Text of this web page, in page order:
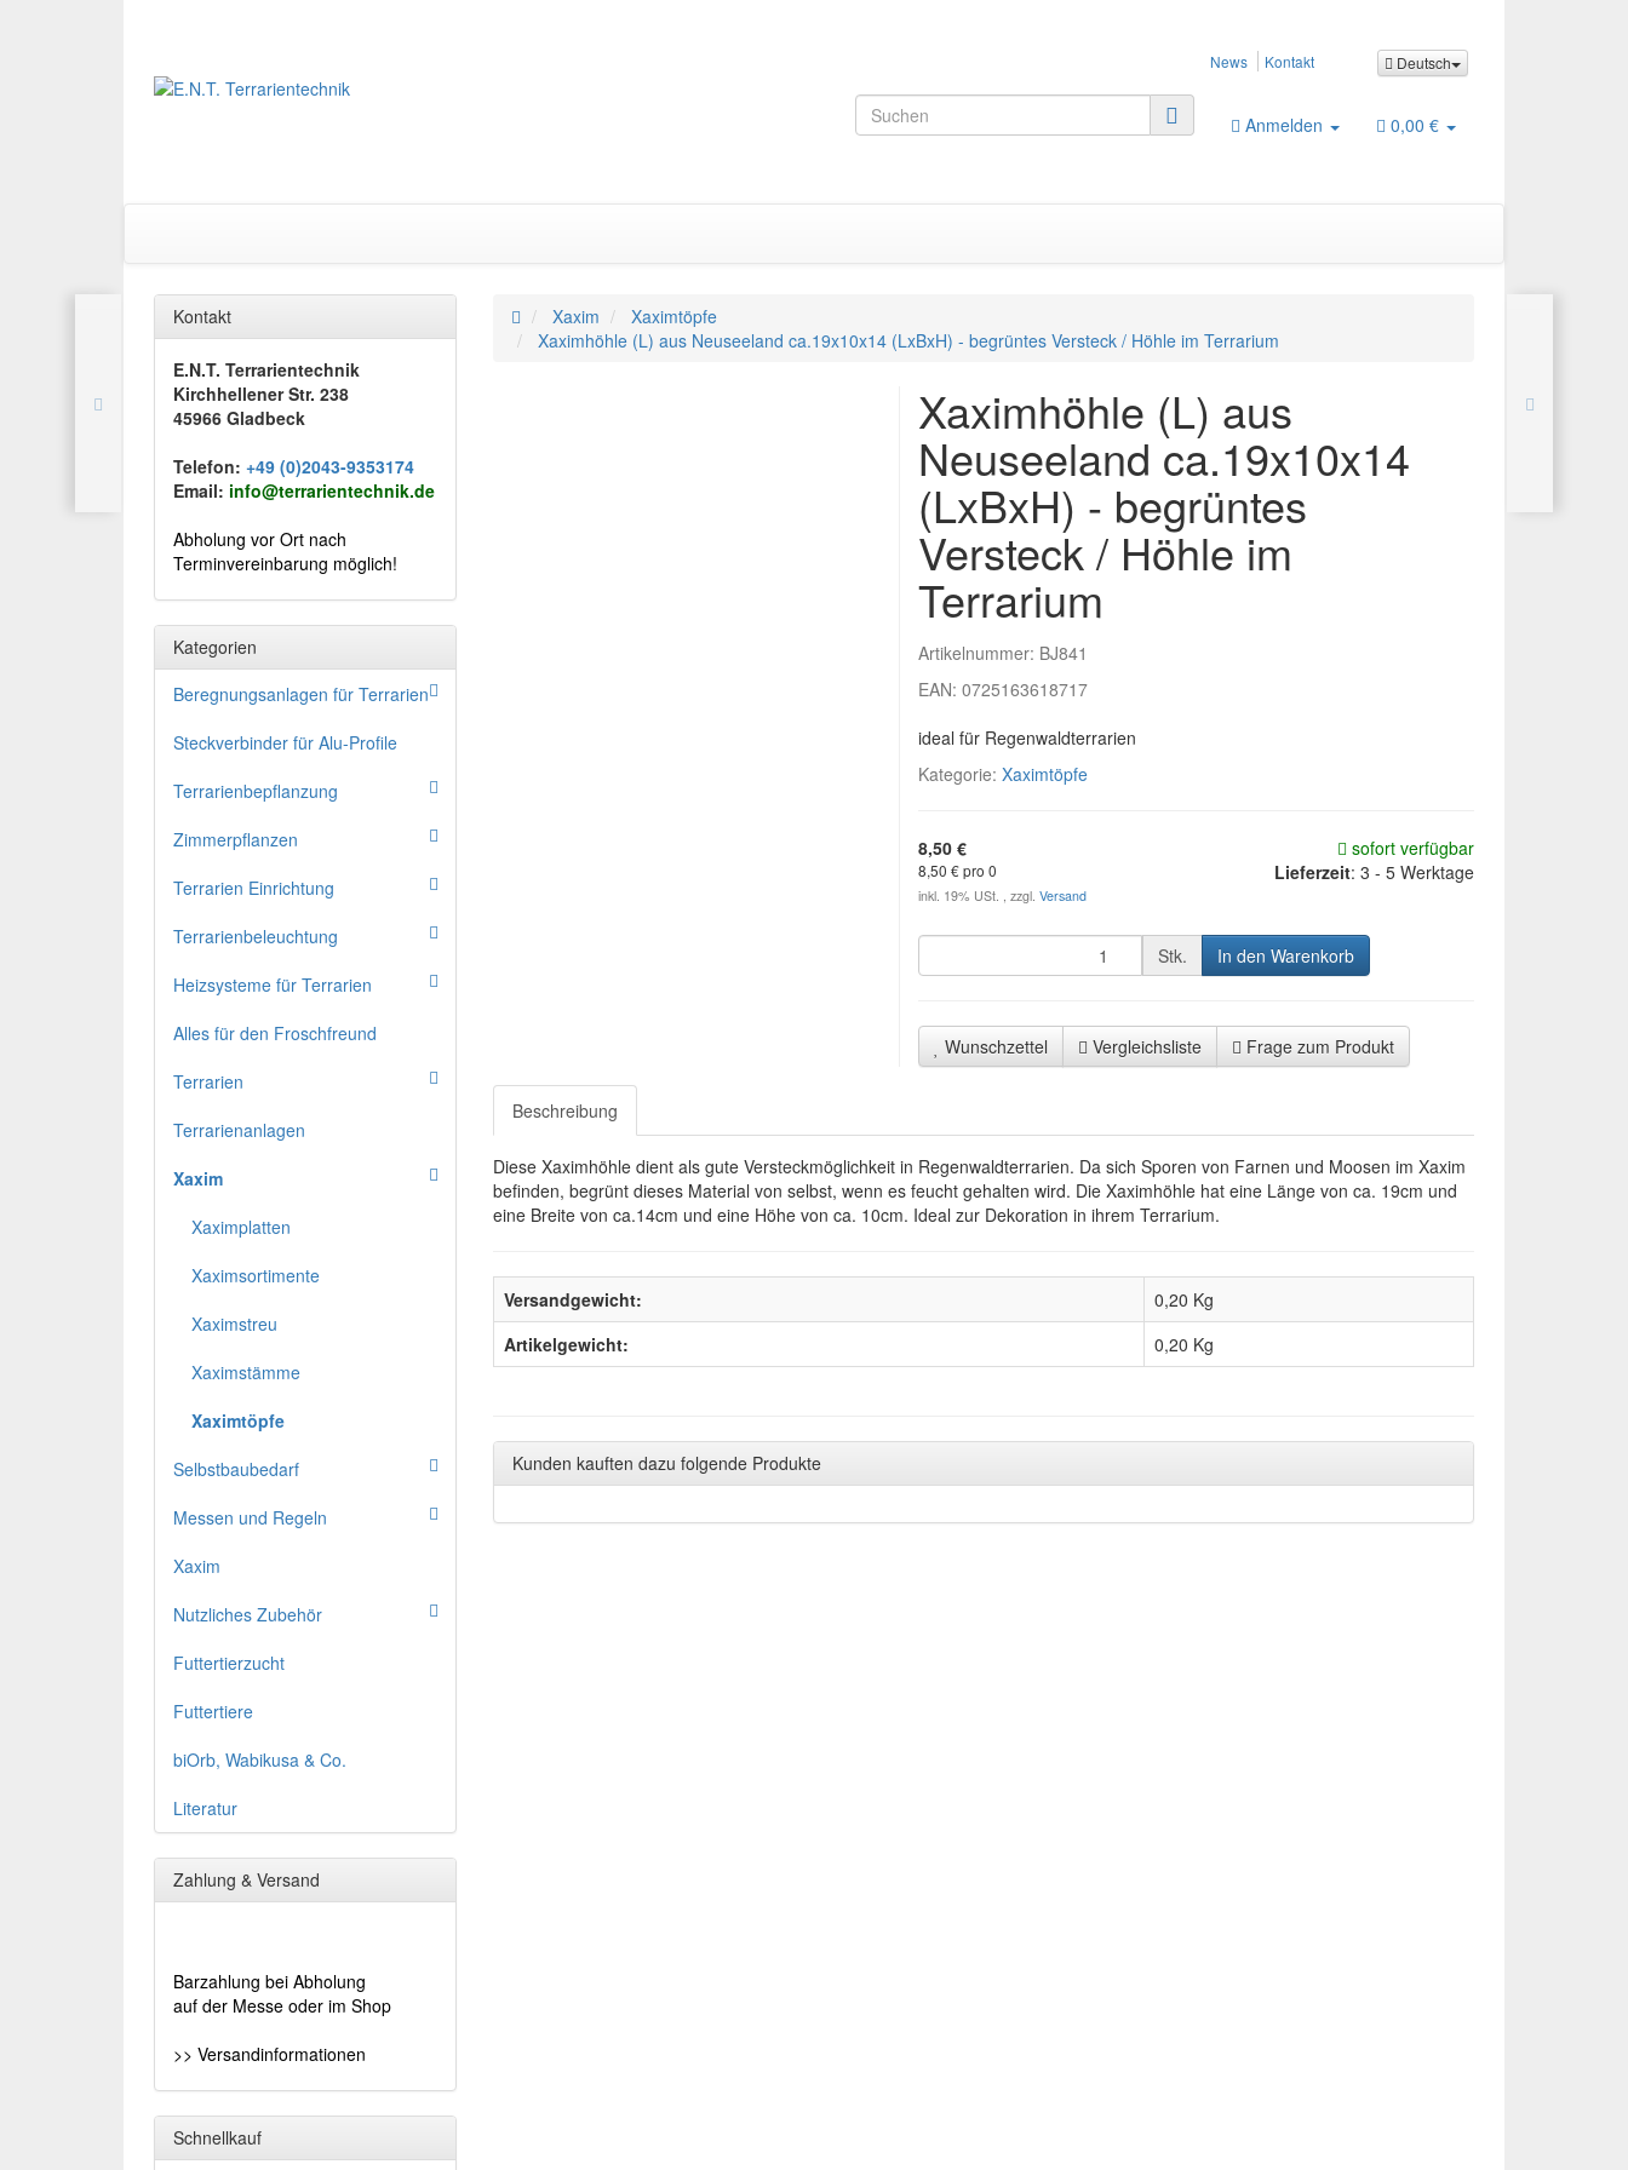
Deutsch
News Kontakt
Anmelden 0,00 €
Xaxim
Xaximtöpfe
Xaximhöhle (L) aus Neuseeland ca.19x10x14 (LxBxH) - begrüntes Versteck / Höhle im Terrarium
Xaximhöhle (L) aus
Neuseeland ca.19x10x14
(LxBxH) - begrüntes
Versteck / Höhle im
Terrarium
Artikelnummer: BJ841
EAN: 0725163618717
ideal für Regenwaldterrarien
Kategorie: Xaximtöpfe
8,50 €
8,50 € pro 0
inkl. 19% USt. , zzgl. Versand
sofort verfügbar
Lieferzeit: 3 - 5 Werktage
Stk. In den Warenkorb
Wunschzettel Vergleichsliste Frage zum Produkt
Beschreibung
Diese Xaximhöhle dient als gute Versteckmöglichkeit in Regenwaldterrarien. Da sich Sporen von Farnen und Moosen im Xaxim
befinden, begrünt dieses Material von selbst, wenn es feucht gehalten wird. Die Xaximhöhle hat eine Länge von ca. 19cm und
eine Breite von ca.14cm und eine Höhe von ca. 10cm. Ideal zur Dekoration in ihrem Terrarium.
Versandgewicht:
0,20 Kg
Artikelgewicht:
0,20 Kg
Kunden kauften dazu folgende Produkte
Kontakt
E.N.T. Terrarientechnik
Kirchhellener Str. 238
45966 Gladbeck
Telefon: +49 (0)2043-9353174
Email: info@terrarientechnik.de
Abholung vor Ort nach
Terminvereinbarung möglich!
Kategorien
Beregnungsanlagen für Terrarien
Steckverbinder für Alu-Profile
Terrarienbepflanzung
Zimmerpflanzen
Terrarien Einrichtung
Terrarienbeleuchtung
Heizsysteme für Terrarien
Alles für den Froschfreund
Terrarien
Terrarienanlagen
Xaxim
Xaximplatten
Xaximsortimente
Xaximstreu
Xaximstämme
Xaximtöpfe
Selbstbaubedarf
Messen und Regeln
Xaxim
Nutzliches Zubehör
Futtertierzucht
Futtertiere
biOrb, Wabikusa & Co.
Literatur
Zahlung & Versand
Barzahlung bei Abholung
auf der Messe oder im Shop
>> Versandinformationen
Schnellkauf